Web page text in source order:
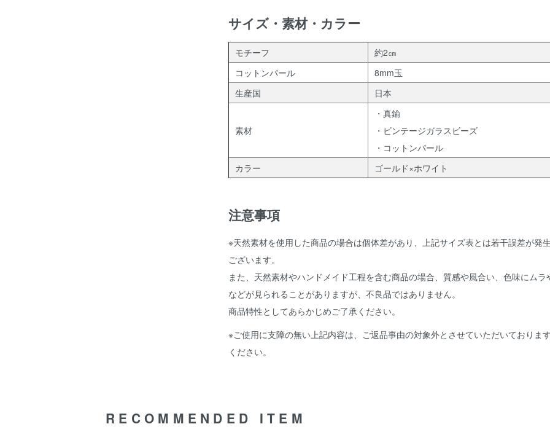
サイズ・素材・カラー
モチーフ
約2㎝
コットンパール
8mm玉
生産国
日本
素材
・真鍮
・ビンテージガラスビーズ
・コットンパール
カラー
ゴールド×ホワイト
注意事項
※天然素材を使用した商品の場合は個体差があり、上記サイズ表とは若干誤差が発
ございます。
また、天然素材やハンドメイド工程を含む商品の場合、質感や風合い、色味にムラ
などが見られることがありますが、不良品ではありません。
商品特性としてあらかじめご了承ください。
※ご使用に支障の無い上記内容は、ご返品事由の対象外とさせていただいておりま
ください。
RECOMMENDED ITEM